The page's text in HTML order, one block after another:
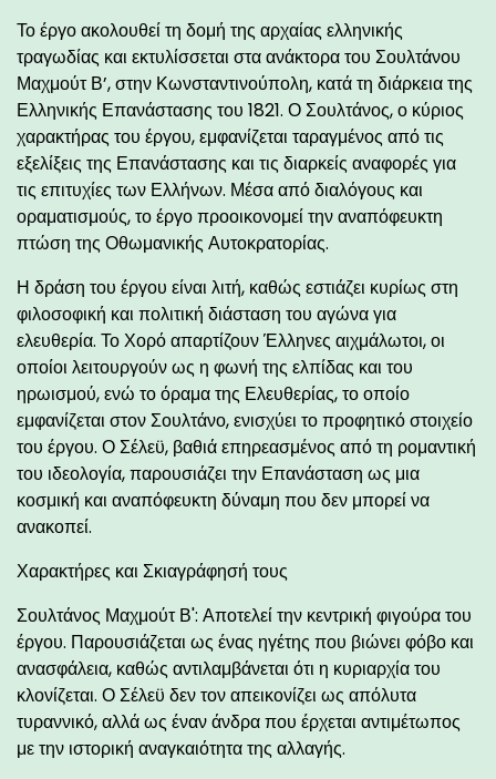
Το έργο ακολουθεί τη δομή της αρχαίας ελληνικής
τραγωδίας και εκτυλίσσεται στα ανάκτορα του Σουλτάνου
Μαχμούτ Β’, στην Κωνσταντινούπολη, κατά τη διάρκεια της
Ελληνικής Επανάστασης του 1821. Ο Σουλτάνος, ο κύριος
χαρακτήρας του έργου, εμφανίζεται ταραγμένος από τις
εξελίξεις της Επανάστασης και τις διαρκείς αναφορές για
τις επιτυχίες των Ελλήνων. Μέσα από διαλόγους και
οραματισμούς, το έργο προοικονομεί την αναπόφευκτη
πτώση της Οθωμανικής Αυτοκρατορίας.
Η δράση του έργου είναι λιτή, καθώς εστιάζει κυρίως στη
φιλοσοφική και πολιτική διάσταση του αγώνα για
ελευθερία. Το Χορό απαρτίζουν Έλληνες αιχμάλωτοι, οι
οποίοι λειτουργούν ως η φωνή της ελπίδας και του
ηρωισμού, ενώ το όραμα της Ελευθερίας, το οποίο
εμφανίζεται στον Σουλτάνο, ενισχύει το προφητικό στοιχείο
του έργου. Ο Σέλεϋ, βαθιά επηρεασμένος από τη ρομαντική
του ιδεολογία, παρουσιάζει την Επανάσταση ως μια
κοσμική και αναπόφευκτη δύναμη που δεν μπορεί να
ανακοπεί.
Χαρακτήρες και Σκιαγράφησή τους
Σουλτάνος Μαχμούτ Β': Αποτελεί την κεντρική φιγούρα του
έργου. Παρουσιάζεται ως ένας ηγέτης που βιώνει φόβο και
ανασφάλεια, καθώς αντιλαμβάνεται ότι η κυριαρχία του
κλονίζεται. Ο Σέλεϋ δεν τον απεικονίζει ως απόλυτα
τυραννικό, αλλά ως έναν άνδρα που έρχεται αντιμέτωπος
με την ιστορική αναγκαιότητα της αλλαγής.